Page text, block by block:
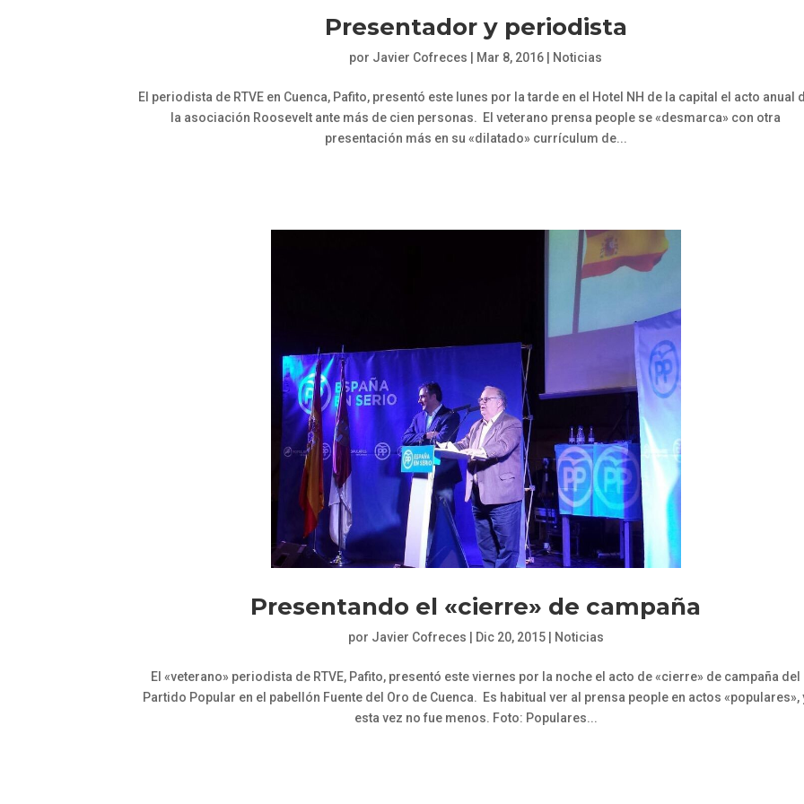
Presentador y periodista
por Javier Cofreces Mar 8, 2016 Noticias
El periodista de RTVE en Cuenca, Pafito, presentó este lunes por la tarde en el Hotel NH de la capital el acto anual
la asociación Roosevelt ante más de cien personas. El veterano prensa people se «desmarca» con otra
presentación más en su «dilatado» currículum de...
Presentando el «cierre» de campaña
por Javier Cofreces Dic 20, 2015| Noticias
El «veterano» periodista de RTVE, Pafito, presentó este viernes por la noche el acto de «cierre» de campaña del
Partido Popular en el pabellón Fuente del Oro de Cuenca. Es habitual ver al prensa people en actos «populares»,
esta vez no fue menos. Foto: Populares...